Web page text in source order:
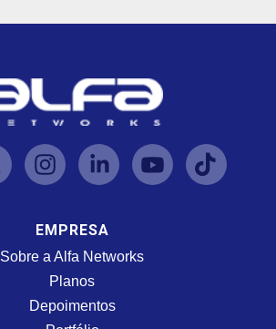
EMPRESA
Sobre a Alfa Networks
Planos
Depoimentos